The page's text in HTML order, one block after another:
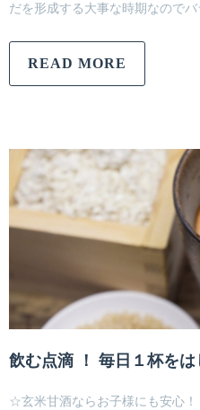
だを形成する大事な時期なのでバ
READ MORE
飲む点滴 ！ 毎日１杯を
☆玄米甘酒ならお子様にも安心